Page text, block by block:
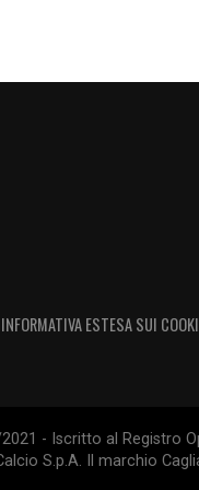
INFORMATIVA ESTESA SUI
- Iscritto al Registro
S.p.A. Il marchio